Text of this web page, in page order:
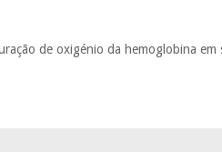
de oxigénio da hemoglobina